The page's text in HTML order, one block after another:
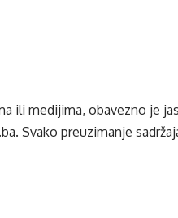
ili medijima, obavezno je
. Svako preuzimanje